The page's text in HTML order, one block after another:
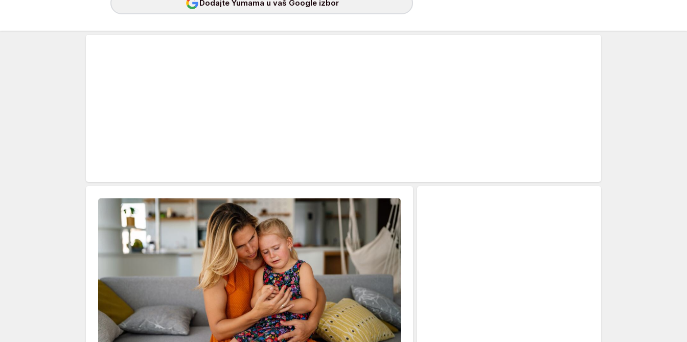
Dodajte Yumama u vaš Google izbor